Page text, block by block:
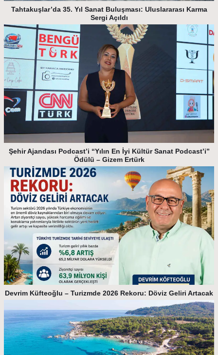
Tahtakuşlar’da 35. Yıl Sanat Buluşması: Uluslararası Karma
Sergi Açıldı
Şehir Ajandası Podcast’i “Yılın En İyi Kültür Sanat Podcast’i”
Ödülü – Gizem Ertürk
Devrim Küfteoğlu – Turizmde 2026 Rekoru: Döviz Geliri Artacak